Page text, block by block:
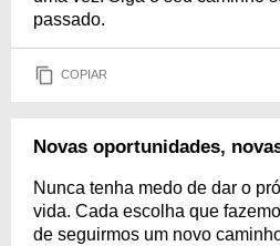
passado.
COPIAR
Novas oportunidades,
Nunca tenha medo de dar o
vida. Cada escolha que
de seguirmos um novo